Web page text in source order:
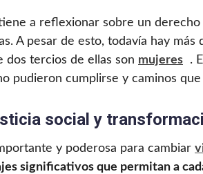
a reflexionar sobre un
A pesar de esto, todavía hay
dos tercios de ellas son mujeres
.
pudieron cumplirse y caminos
social y
y poderosa para cambiar
significativos que permitan a